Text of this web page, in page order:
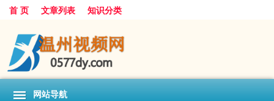
首 页 文章列表 知识分类
网站导航